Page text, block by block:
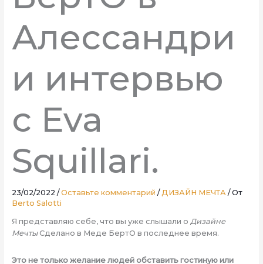
Алессандри
и интервью
с Eva
Squillari.
23/02/2022 /Оставьте комментарий / ДИЗАЙН МЕЧТА / От
Berto Salotti
Я представляю себе, что вы уже слышали о Дизайне
Мечты Сделано в Меде БертО в последнее время.
Это не только желание людей обставить гостиную или